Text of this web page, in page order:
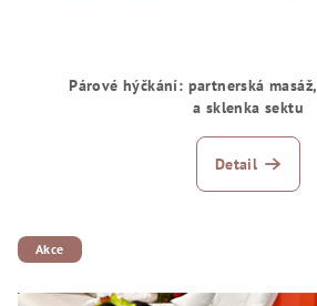
Párové hýčkání: partnerská
a sklenka sektu
Detail
Akce